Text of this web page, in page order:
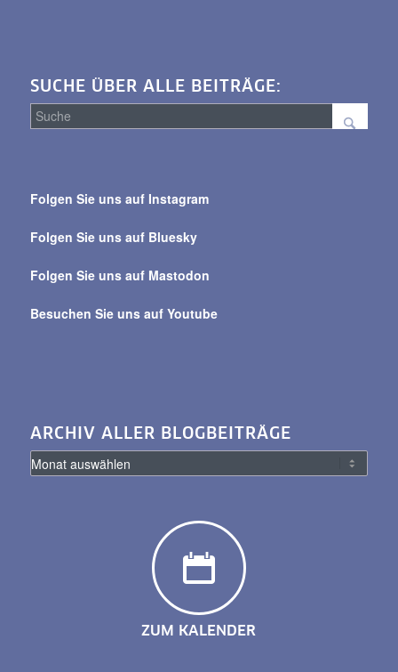
SUCHE ÜBER ALLE BEITRÄGE:
alle
Folgen Sie uns auf Instagram
Folgen Sie uns auf Bluesky
Folgen Sie uns auf Mastodon
Besuchen Sie uns auf Youtube
ARCHIV ALLER BLOGBEITRÄGE
ZUM KALENDER